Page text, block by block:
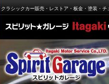
クラシックカー販売・レストア・板金・塗装・